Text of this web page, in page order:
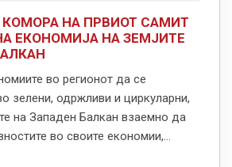
НА ПРВИОТ САМИТ
ЕКОНОМИЈА НА ЗЕМЈИТЕ
во регионот да се
зелени, одржливи и циркуларни,
на Западен Балкан взаемно да
во своите економии,...